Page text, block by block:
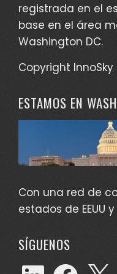
registrada en el
base en el área
Washington DC.
Copyright InnoSky
ESTAMOS EN
Con una red de
estados de EEUU
SÍGUENOS
LinkedInFacebook
X